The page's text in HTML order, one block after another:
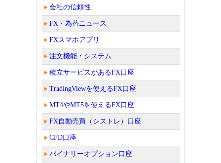
会社の信頼性
FX・為替ニュース
FXスマホアプリ
注文機能・システム
積立サービスがあるFX口座
TradingViewを使えるFX口座
MT4やMT5を使えるFX口座
FX自動売買（シストレ）口座
CFD口座
バイナリーオプション口座